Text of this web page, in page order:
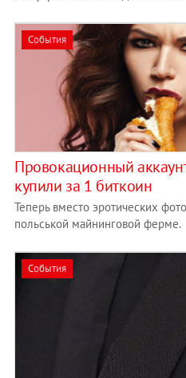
События
Провокационный
купили за 1 биткоин
Теперь вместо эротических
польськой майнинговой ферме.
События